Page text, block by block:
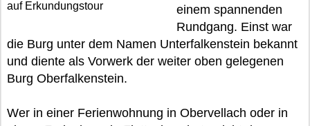
auf Erkundungstour
einem spannenden
Rundgang. Einst war
die Burg unter dem Namen Unterfalkenstein bekannt
und diente als Vorwerk der weiter oben gelegenen
Burg Oberfalkenstein.
Wer in einer Ferienwohnung in Obervellach oder in